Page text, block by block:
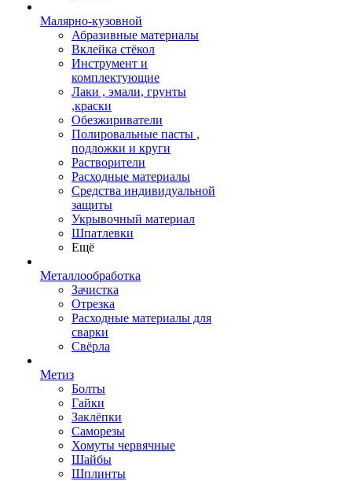
Малярно-кузовной
Абразивные материалы
Вклейка стёкол
Инструмент и
комплектующие
Лаки , эмали, грунты
,краски
Обезжириватели
Полировальные пасты ,
подложки и круги
Растворители
Расходные материалы
Средства индивидуальной
защиты
Укрывочный материал
Шпатлевки
Ещё
Металлообработка
Зачистка
Отрезка
Расходные материалы для
сварки
Свёрла
Метиз
Болты
Гайки
Заклёпки
Саморезы
Хомуты червячные
Шайбы
Шплинты